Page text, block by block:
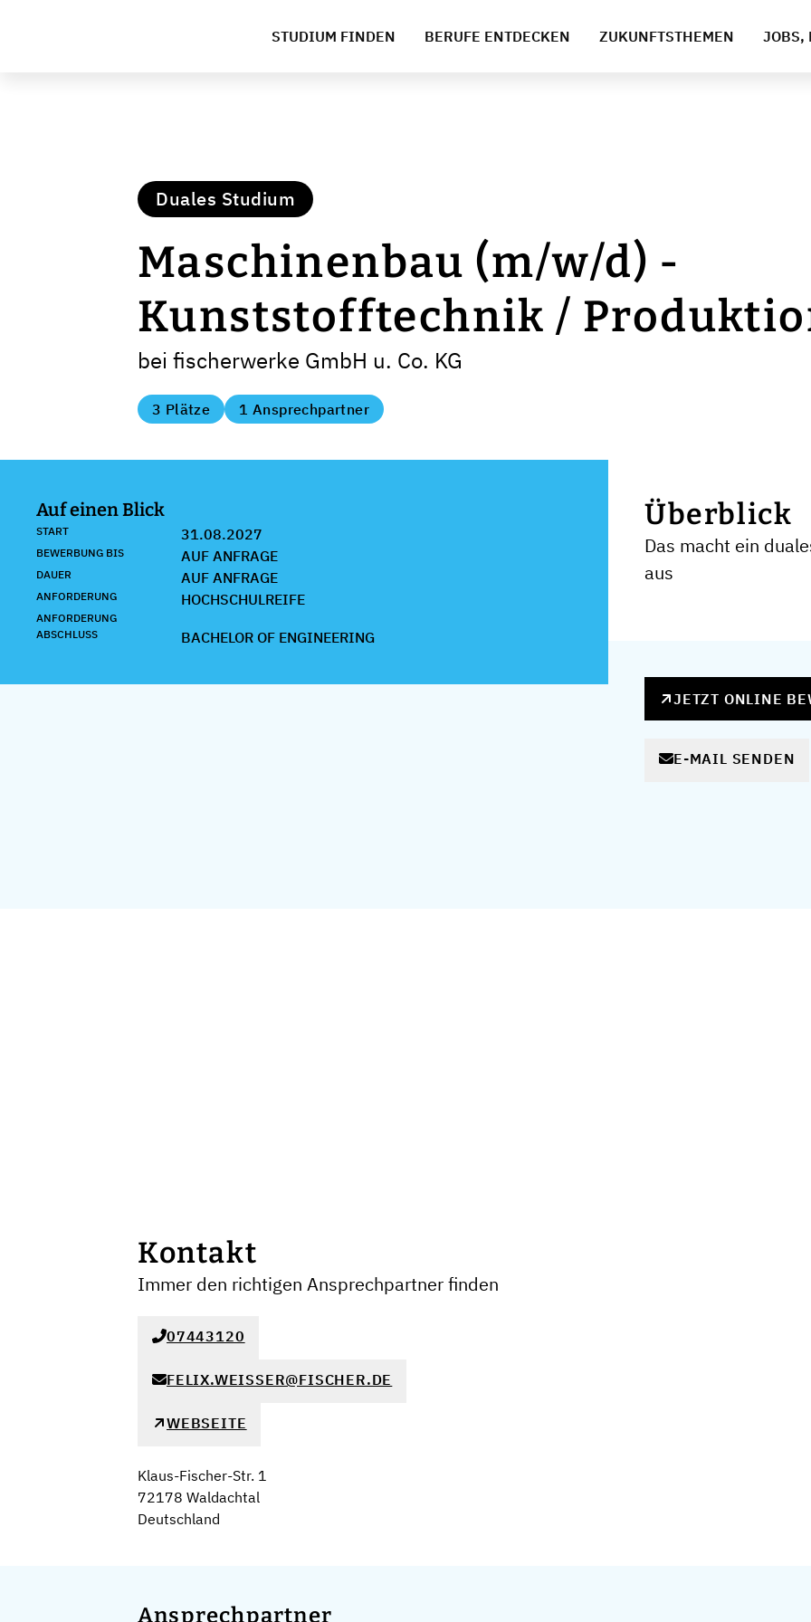
STUDIUM FINDEN BERUFE ENTDECKEN ZUKUNFTSTHEMEN JOBS,
Duales Studium
Maschinenbau (m/w/d) -
Kunststofftechnik /
bei fischerwerke GmbH u. Co. KG
3 Plätze 1 Ansprechpartner
Auf einen Blick
START 31.08.2027
BEWERBUNG BIS AUF ANFRAGE
DAUER AUF ANFRAGE
ANFORDERUNG HOCHSCHULREIFE
ANFORDERUNG
ABSCHLUSS
BACHELOR OF ENGINEERING
Überblick
Das macht ein
aus
JETZT ONLINE
E-MAIL SENDEN
Kontakt
Immer den richtigen Ansprechpartner finden
07443120
FELIX.WEISSER@FISCHER.DE
WEBSEITE
Klaus-Fischer-Str. 1
72178 Waldachtal
Deutschland
Ansprechpartner